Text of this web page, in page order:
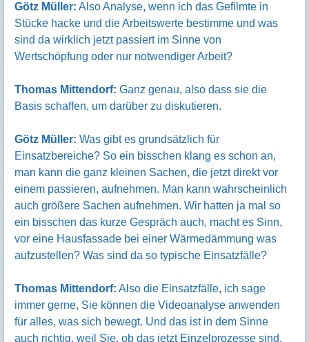
Götz Müller: Also Analyse, wenn ich das Gefilmte in
Stücke hacke und die Arbeitswerte bestimme und was
sind da wirklich jetzt passiert im Sinne von
Wertschöpfung oder nur notwendiger Arbeit?
Thomas Mittendorf: Ganz genau, also dass sie die
Basis schaffen, um darüber zu diskutieren.
Götz Müller: Was gibt es grundsätzlich für
Einsatzbereiche? So ein bisschen klang es schon an,
man kann die ganz kleinen Sachen, die jetzt direkt vor
einem passieren, aufnehmen. Man kann wahrscheinlich
auch größere Sachen aufnehmen. Wir hatten ja mal so
ein bisschen das kurze Gespräch auch, macht es Sinn,
vor eine Hausfassade bei einer Wärmedämmung was
aufzustellen? Was sind da so typische Einsatzfälle?
Thomas Mittendorf: Also die Einsatzfälle, ich sage
immer gerne, Sie können die Videoanalyse anwenden
für alles, was sich bewegt. Und das ist in dem Sinne
auch richtig, weil Sie, ob das jetzt Einzelprozesse sind,